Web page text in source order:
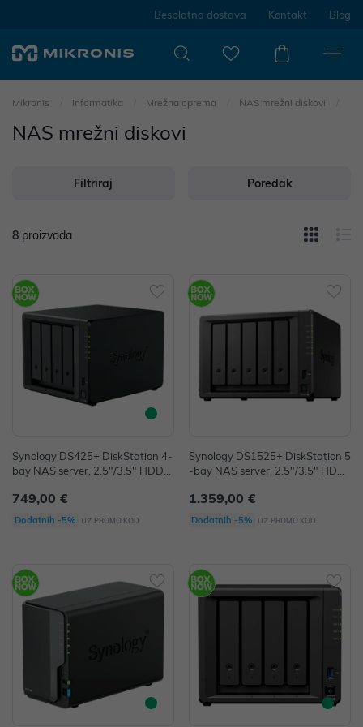
Besplatna dostava Kontakt Blog
Mikronis Informatika Mrežna oprema NAS mrežni diskovi
NAS mrežni diskovi
Filtriraj Poredak
8 proizvoda
Synology DS425+ DiskStation 4-
bay NAS server, 2.5"/3.5" HDD/S
B DDR4, 1×G-LAN/1×2.5GbE LA
N, USB3.2×2, Wake on LAN/WA
749,00 €
Dodatnih -5% uz PROMO KOD
Synology DS1525+ DiskStation 5
-bay NAS server, 2.5"/3.5" HDD/
R4, 2×2.5GbE LAN, USB3.2/USB
-C×2, Wake on LAN/WAN
1.359,00 €
Dodatnih -5% uz PROMO KOD